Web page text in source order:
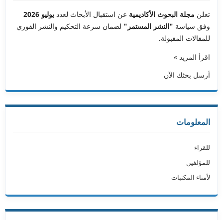
تعلن مجلة البحوث الأكاديمية عن استقبال الأبحاث لعدد يوليو 2026
وفق سياسة "النشر المستمر" لضمان سرعة التحكيم والنشر الفوري
للمقالات المقبولة.
اقرأ المزيد »
أرسل بحثك الآن
المعلومات
للقراء
للمؤلفين
لأمناء المكتبات